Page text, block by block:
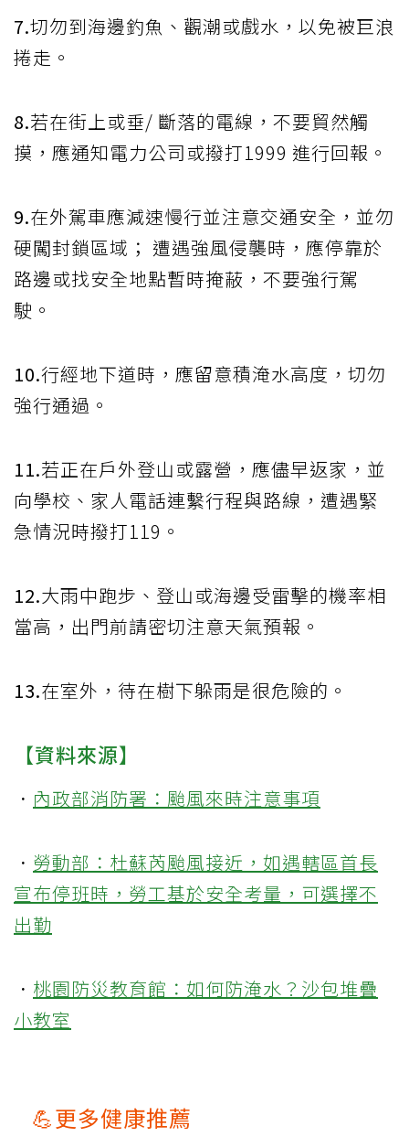
7.切勿到海邊釣魚、觀潮或戲水，以免被巨浪
捲走。
8.若在街上或垂/ 斷落的電線，不要貿然觸
摸，應通知電力公司或撥打1999 進行回報。
9.在外駕車應減速慢行並注意交通安全，並勿
硬闖封鎖區域； 遭遇強風侵襲時，應停靠於
路邊或找安全地點暫時掩蔽，不要強行駕
駛。
10.行經地下道時，應留意積淹水高度，切勿
強行通過。
11.若正在戶外登山或露營，應儘早返家，並
向學校、家人電話連繫行程與路線，遭遇緊
急情況時撥打119。
12.大雨中跑步、登山或海邊受雷擊的機率相
當高，出門前請密切注意天氣預報。
13.在室外，待在樹下躲雨是很危險的。
【資料來源】
． 內政部消防署：颱風來時注意事項
． 勞動部：杜蘇芮颱風接近，如遇轄區首長
宣布停班時，勞工基於安全考量，可選擇不
出勤
． 桃園防災教育館：如何防淹水？沙包堆疊
小教室
💪更多健康推薦